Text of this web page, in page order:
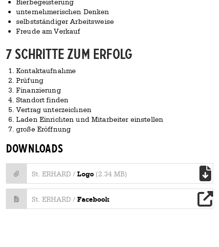
Bierbegeisterung
unternehmerischen Denken
selbstständiger Arbeitsweise
Freude am Verkauf
7 Schritte zum Erfolg
Kontaktaufnahme
Prüfung
Finanzierung
Standort finden
Vertrag unterzeichnen
Laden Einrichten und Mitarbeiter einstellen
große Eröffnung
Downloads
St. ERHARD / Logo (2.34 MB)
St. ERHARD / Facebook